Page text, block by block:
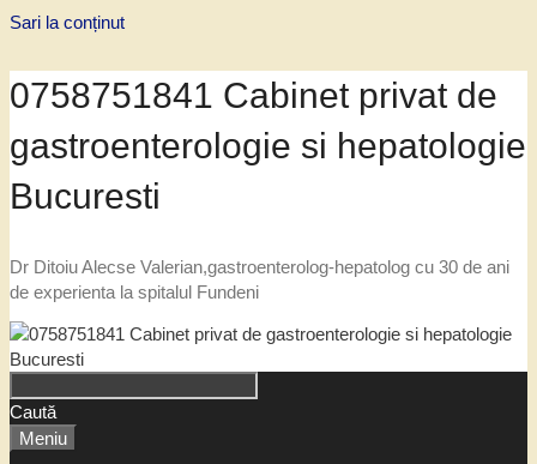
Sari la conținut
0758751841 Cabinet privat de
gastroenterologie si hepatologie
Bucuresti
Dr Ditoiu Alecse Valerian,gastroenterolog-hepatolog cu 30 de ani
de experienta la spitalul Fundeni
Caută
Meniu